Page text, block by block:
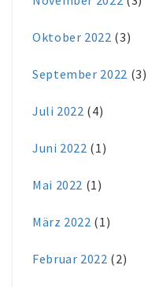
Oktober 2022 (3)
September 2022 (3)
Juli 2022 (4)
Juni 2022 (1)
Mai 2022 (1)
März 2022 (1)
Februar 2022 (2)